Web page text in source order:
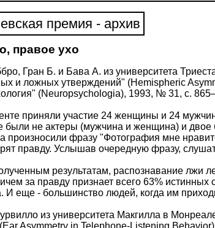
премия - архив
правое ухо
Гран Б. и Бава А. из университета
и ложных утверждений" (Hemispheric
(Neuropsychologia), 1993, № 31, с.
приняли участие 24 женщины и 24
были не актеры (мужчина и женщина) и
произносили фразу "Фотография мне
правду. Услышав очередную фразу,
результатам, распознавание лжи
за правду признает всего 63%
И еще - большинство людей, когда им
из университета Макгилла в